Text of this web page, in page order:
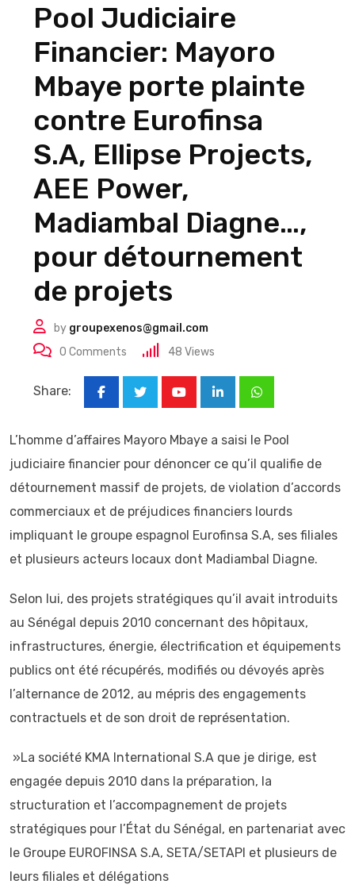
Pool Judiciaire
Financier: Mayoro
Mbaye porte plainte
contre Eurofinsa
S.A, Ellipse Projects,
AEE Power,
Madiambal Diagne…,
pour détournement
de projets
by groupexenos@gmail.com
0 Comments 48 Views
Share:
LinkedInWhatsapp
L’homme d’affaires Mayoro Mbaye a saisi le Pool
judiciaire financier pour dénoncer ce qu’il qualifie de
détournement massif de projets, de violation d’accords
commerciaux et de préjudices financiers lourds
impliquant le groupe espagnol Eurofinsa S.A, ses filiales
et plusieurs acteurs locaux dont Madiambal Diagne.
Selon lui, des projets stratégiques qu’il avait introduits
au Sénégal depuis 2010 concernant des hôpitaux,
infrastructures, énergie, électrification et équipements
publics ont été récupérés, modifiés ou dévoyés après
l’alternance de 2012, au mépris des engagements
contractuels et de son droit de représentation.
»La société KMA International S.A que je dirige, est
engagée depuis 2010 dans la préparation, la
structuration et l’accompagnement de projets
stratégiques pour l’État du Sénégal, en partenariat avec
le Groupe EUROFINSA S.A, SETA/SETAPI et plusieurs de
leurs filiales et délégations